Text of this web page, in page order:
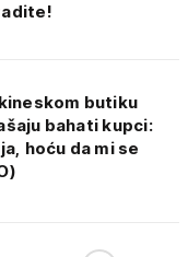
butiku
bahati kupci:
hoću da mi se